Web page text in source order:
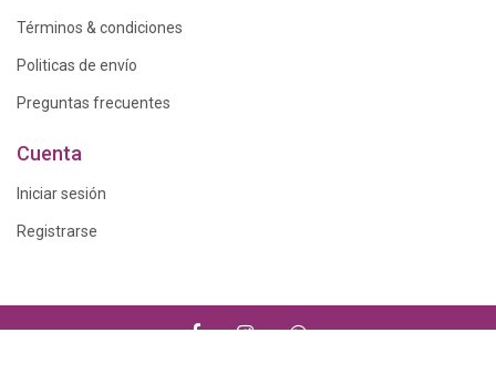
Términos & condiciones
Politicas de envío
Preguntas frecuentes
Cuenta
Iniciar sesión
Registrarse